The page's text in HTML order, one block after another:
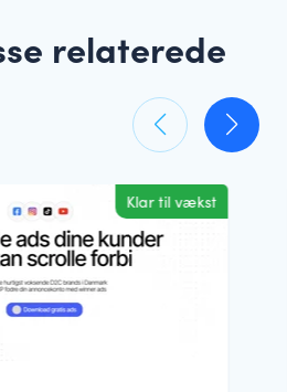
relaterede
Klar til vækst